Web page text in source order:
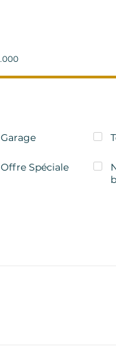
Garage
Offre Spéciale